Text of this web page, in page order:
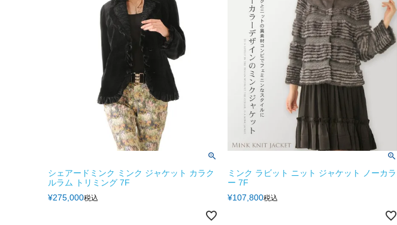
シェアードミンク ミンク ジャケット カラク
ルラム トリミング 7F
¥275,000税込
ミンク ラビット ニット ジャケット ノーカラ
ー 7F
¥107,800税込